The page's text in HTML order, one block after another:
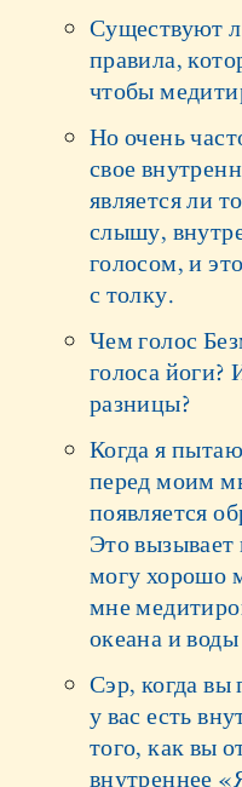
Существуют
правила,
чтобы
Но очень
свое
является ли
слышу,
голосом, и
с толку.
Чем голос
голоса
разницы?
Когда я
перед моим
появляется
Это вызывает
могу хорошо
мне
океана и
Сэр, когда
у вас есть
того, как вы
внутреннее